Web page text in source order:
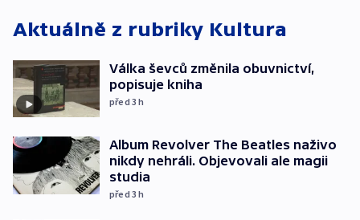
Aktuálně z rubriky Kultura
Válka ševců změnila obuvnictví,
popisuje kniha
před 3h
Album Revolver The Beatles naživo
nikdy nehráli. Objevovali ale magii
studia
před 3h